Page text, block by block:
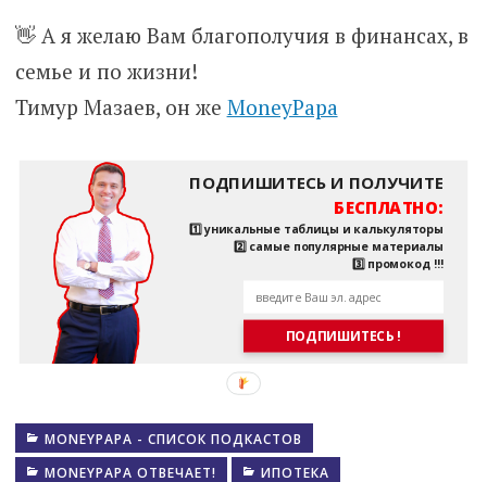
👋 А я желаю Вам благополучия в финансах, в
семье и по жизни!
Тимур Мазаев, он же MoneyPapa
ПОДПИШИТЕСЬ !
ПОДПИШИТЕСЬ И ПОЛУЧИТЕ
БЕСПЛАТНО:
1️⃣ уникальные таблицы и калькуляторы
2️⃣ самые популярные материалы
3️⃣ промокод !!!
MONEYPAPA - СПИСОК ПОДКАСТОВ
MONEYPAPA ОТВЕЧАЕТ!
ИПОТЕКА